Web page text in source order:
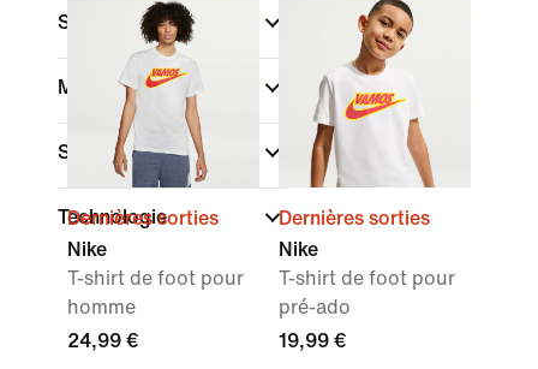
Sport
Marque
Style
Technologie
Dernières sorties
Nike
T-shirt de foot pour
homme
24,99 €
Dernières sorties
Nike
T-shirt de foot pour
pré-ado
19,99 €